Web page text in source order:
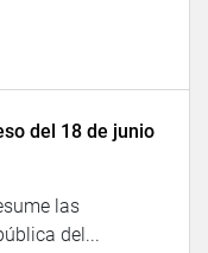
del 18 de junio
las
del...